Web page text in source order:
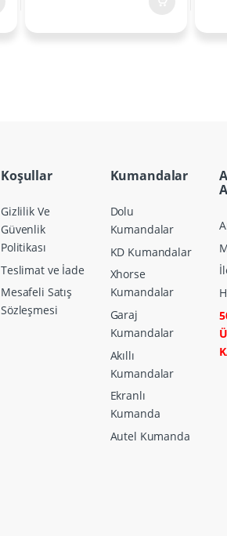
Koşullar
Gizlilik Ve
Güvenlik
Politikası
Teslimat ve İade
Mesafeli Satış
Sözleşmesi
Kumandalar
Dolu
Kumandalar
KD Kumandalar
Xhorse
Kumandalar
Garaj
Kumandalar
Akıllı
Kumandalar
Ekranlı
Kumanda
Autel Kumanda